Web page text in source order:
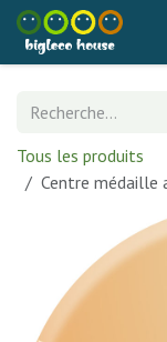
Se rendre au
Tous les produits
Centre médaille